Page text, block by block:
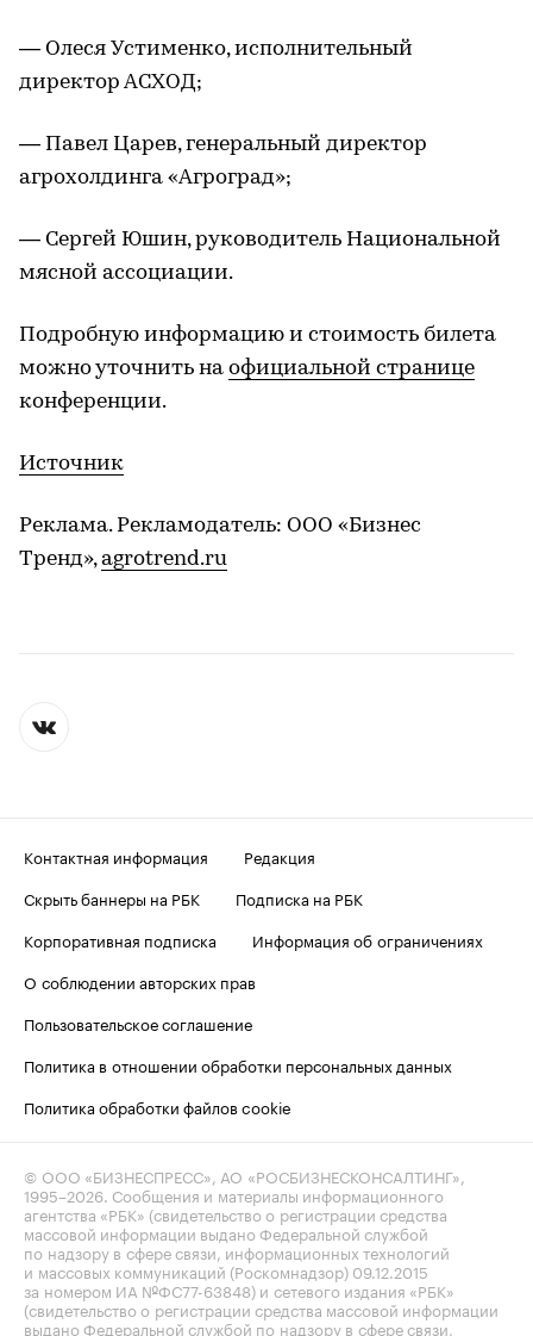
— Олеся Устименко, исполнительный
директор АСХОД;
— Павел Царев, генеральный директор
агрохолдинга «Агроград»;
— Сергей Юшин, руководитель Национальной
мясной ассоциации.
Подробную информацию и стоимость билета
можно уточнить на официальной странице
конференции.
Источник
Реклама. Рекламодатель: ООО «Бизнес
Тренд»,agrotrend.ru
Контактная информация
Редакция
Скрыть баннеры на РБК
Подписка на РБК
Корпоративная подписка
Информация об ограничениях
О соблюдении авторских прав
Пользовательское соглашение
Политика в отношении обработки персональных данных
Политика обработки файлов cookie
© ООО «БИЗНЕСПРЕСС», АО «РОСБИЗНЕСКОНСАЛТИНГ»,
1995–2026 . Сообщения и материалы информационного
агентства «РБК» (свидетельство о регистрации средства
массовой информации выдано Федеральной службой
по надзору в сфере связи, информационных технологий
и массовых коммуникаций (Роскомнадзор) 09.12.2015
за номером ИА №ФС77-63848) и сетевого издания «РБК»
(свидетельство о регистрации средства массовой информации
выдано Федеральной службой по надзору в сфере связи,